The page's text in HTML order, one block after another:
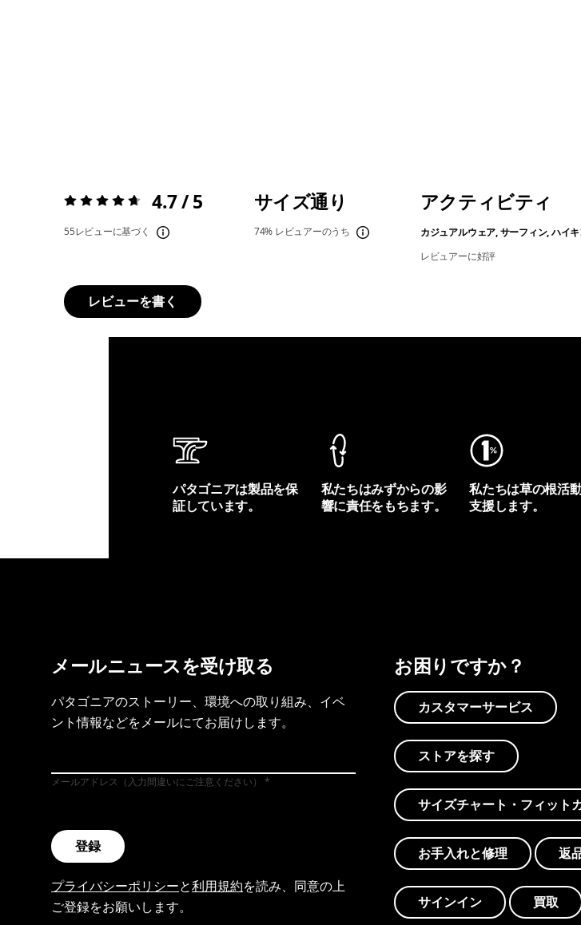
評価:4.7 / 5 4.7 / 5
55レビューに基づく
サイズ通り
74% レビュアーのうち
アクティビティ
カジュアルウェア, サーフィン, ハイ
レビュアーに好評
レビューを書く
パタゴニアは製品を保
証しています。
私たちはみずからの影
響に責任をもちます。
私たちは草の根活
支援します。
メールニュースを受け取る
パタゴニアのストーリー、環境への取り組み、イベ
ント情報などをメールにてお届けします。
メールアドレス（入力間違いにご注意ください）
登録
プライバシーポリシーと利用規約を読み、同意の上
ご登録をお願いします。
お困りですか？
カスタマーサービス
ストアを探す
サイズチャート・フィット
お手入れと修理 返
サインイン 買取